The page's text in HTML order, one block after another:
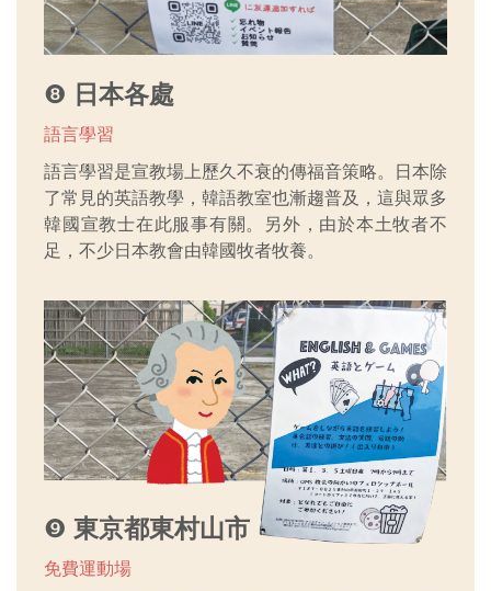
❽ 日本各處
語言學習
語言學習是宣教場上歷久不衰的傳福音策略。日本除
了常見的英語教學，韓語教室也漸趨普及，這與眾多
韓國宣教士在此服事有關。另外，由於本土牧者不
足，不少日本教會由韓國牧者牧養。
❾ 東京都東村山市
免費運動場